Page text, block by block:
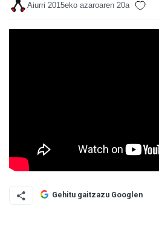
Aiurri 2015eko azaroaren 20a
Gehitu gaitzazu Googlen